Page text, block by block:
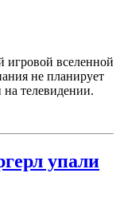
игровой вселенной
не планирует
телевидении.
упали